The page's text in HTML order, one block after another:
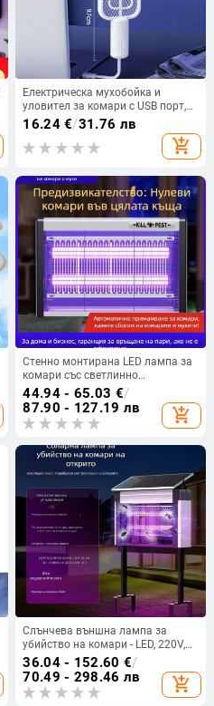
Електрическа мухобойка и
уловител за комари с USB порт,
компактна мултифункционална
за открити пространства,
автомобил и къмпинг
16.24€/31.76 лв
add_shopping_cart
Стенно монтирана LED лампа за
комари със светлинно
привличане и електрошоково
убийство, алуминиева мрежа,
подходяща за 61 м² и повече, 2-
годишна гаранция
44.94 - 65.03 €/
87.90 - 127.19 лв
add_shopping_cart
Слънчева външна лампа за
убийство на комари - LED, 220V,
20W, CE-сертифицирана,
персонализация налична (LED;
220V; 20W; CE)
36.04 - 152.60 €/
70.49 - 298.46 лв
add_shopping_cart